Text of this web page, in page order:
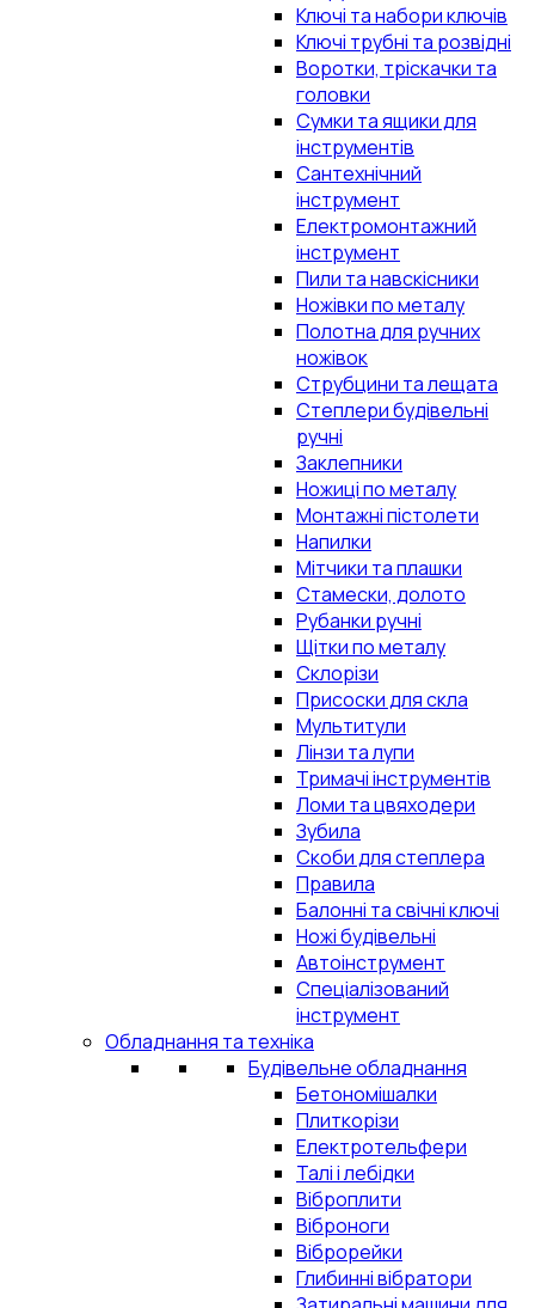
Ключі та набори ключів
Ключі трубні та розвідні
Воротки, тріскачки та
головки
Сумки та ящики для
інструментів
Сантехнічний
інструмент
Електромонтажний
інструмент
Пили та навскісники
Ножівки по металу
Полотна для ручних
ножівок
Струбцини та лещата
Степлери будівельні
ручні
Заклепники
Ножиці по металу
Монтажні пістолети
Напилки
Мітчики та плашки
Стамески, долото
Рубанки ручні
Щітки по металу
Склорізи
Присоски для скла
Мультитули
Лінзи та лупи
Тримачі інструментів
Ломи та цвяходери
Зубила
Скоби для степлера
Правила
Балонні та свічні ключі
Ножі будівельні
Автоінструмент
Спеціалізований
інструмент
Обладнання та техніка
Будівельне обладнання
Бетономішалки
Плиткорізи
Електротельфери
Талі і лебідки
Віброплити
Віброноги
Віброрейки
Глибинні вібратори